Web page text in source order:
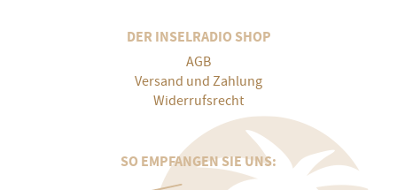
DER INSELRADIO SHOP
AGB
Versand und Zahlung
Widerrufsrecht
SO EMPFANGEN SIE UNS: